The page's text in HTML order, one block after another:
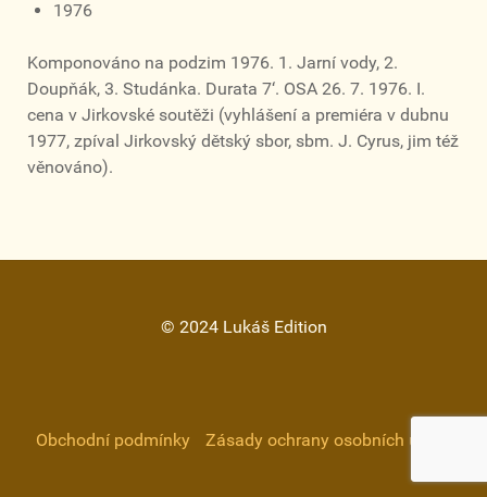
1976
Komponováno na podzim 1976. 1. Jarní vody, 2.
Doupňák, 3. Studánka. Durata 7‘. OSA 26. 7. 1976. I.
cena v Jirkovské soutěži (vyhlášení a premiéra v dubnu
1977, zpíval Jirkovský dětský sbor, sbm. J. Cyrus, jim též
věnováno).
© 2024 Lukáš Edition
Obchodní podmínky Zásady ochrany osobních údajů